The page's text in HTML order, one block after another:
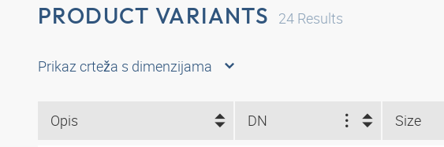
PRODUCT VARIANTS 24 Results
Prikaz crteža s dimenzijama
Opis DN Size